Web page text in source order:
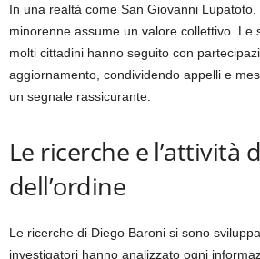
In una realtà come San Giovanni
minorenne assume un valore collettivo. Le
molti cittadini hanno seguito con
aggiornamento, condividendo appelli e
un segnale rassicurante.
Le ricerche e l’attività
dell’ordine
Le ricerche di Diego Baroni si sono
investigatori hanno analizzato ogni